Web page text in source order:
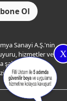
X
Sanayi A.Ş.'nin
hizmetler ve
veriyorum.